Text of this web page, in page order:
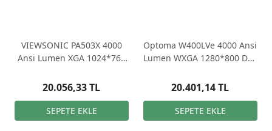
VIEWSONIC PA503X 4000
Ansi Lumen XGA 1024*768
20.056,33 TL
Optoma W400LVe 4000 Ansi
Lumen WXGA 1280*800 DLP
20.401,14 TL